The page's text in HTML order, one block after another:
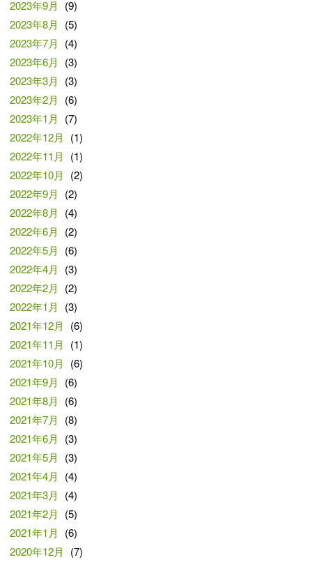
2023年9月
(9)
2023年8月
(5)
2023年7月
(4)
2023年6月
(3)
2023年3月
(3)
2023年2月
(6)
2023年1月
(7)
2022年12月
(1)
2022年11月
(1)
2022年10月
(2)
2022年9月
(2)
2022年8月
(4)
2022年6月
(2)
2022年5月
(6)
2022年4月
(3)
2022年2月
(2)
2022年1月
(3)
2021年12月
(6)
2021年11月
(1)
2021年10月
(6)
2021年9月
(6)
2021年8月
(6)
2021年7月
(8)
2021年6月
(3)
2021年5月
(3)
2021年4月
(4)
2021年3月
(4)
2021年2月
(5)
2021年1月
(6)
2020年12月
(7)